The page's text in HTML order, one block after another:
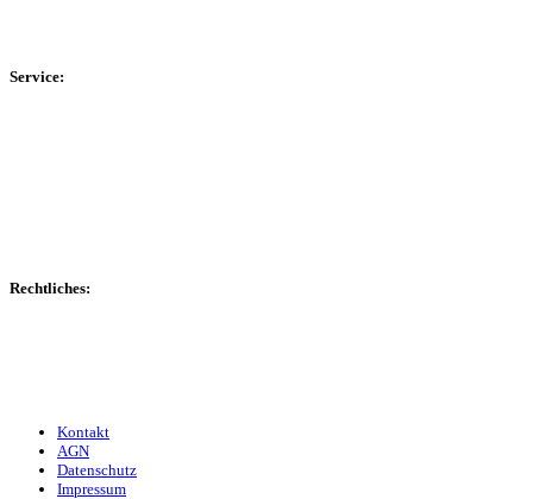
Service:
Rechtliches:
Kontakt
AGN
Datenschutz
Impressum